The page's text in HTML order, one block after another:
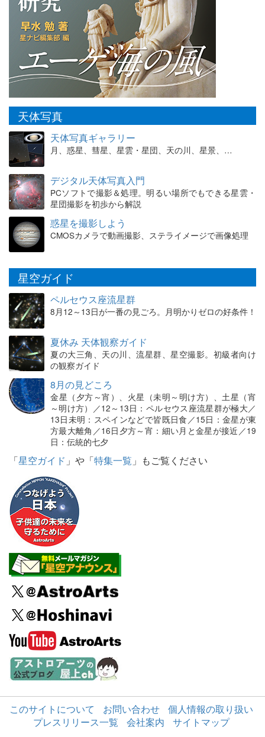
天体写真
天体写真ギャラリー
月、惑星、彗星、星雲・星団、天の川、星景、…
デジタル天体写真入門
PCソフトで撮影＆処理。明るい場所でもできる星雲・
星団撮影を初歩から解説
惑星を撮影しよう
CMOSカメラで動画撮影、ステライメージで画像処理
星空ガイド
ペルセウス座流星群
8月12～13日が一番の見ごろ。月明かりゼロの好条件！
夏休み 天体観察ガイド
夏の大三角、天の川、流星群、星空撮影。初級者向け
の観察ガイド
8月の見どころ
金星（夕方～宵）、火星（未明～明け方）、土星（宵
～明け方）／12～13日：ペルセウス座流星群が極大／
13日未明：スペインなどで皆既日食／15日：金星が東
方最大離角／16日夕方～宵：細い月と金星が接近／19
日：伝統的七夕
「星空ガイド 」や「特集一覧 」もご覧ください
このサイトについて お問い合わせ
個人情報の取り扱い
プレスリリース一覧
会社案内 サイトマップ